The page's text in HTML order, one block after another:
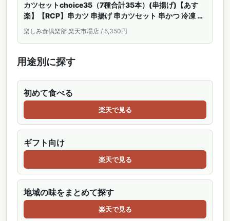
カツセットchoice35（7種合計35本）(串揚げ)【あす
楽】【RCP】串カツ 串揚げ 串カツセット 串かつ 冷凍 パ
ーティー 宅飲み 贈答 ギフト プレゼント お歳暮 お中元
楽しみ食倶楽部 楽天市場店 / 5,350円
用途別に探す
初めて食べる
楽天で見る
ギフト向け
楽天で見る
地域の味をまとめて探す
楽天で見る